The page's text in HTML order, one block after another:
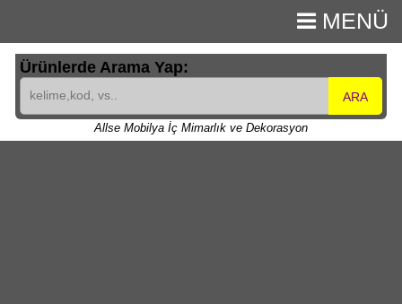
MENÜ
Ürünlerde Arama Yap:
ARA
Allse Mobilya İç Mimarlık ve Dekorasyon